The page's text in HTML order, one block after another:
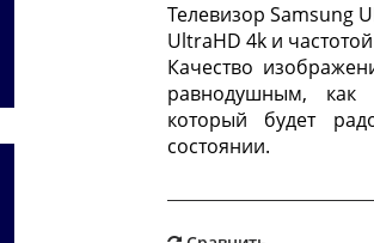
Телевизор Samsung
UltraHD 4k и
Качество
равнодушным, как
который будет
состоянии.